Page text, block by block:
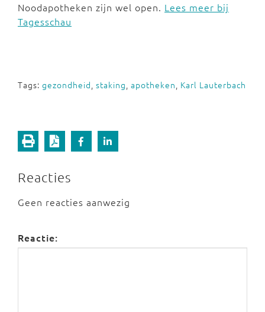
Noodapotheken zijn wel open. Lees meer bij
Tagesschau
Tags: gezondheid, staking, apotheken, Karl Lauterbach
Reacties
Geen reacties aanwezig
Reactie: